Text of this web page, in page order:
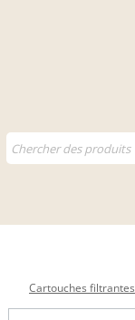
Cartouches filtrantes